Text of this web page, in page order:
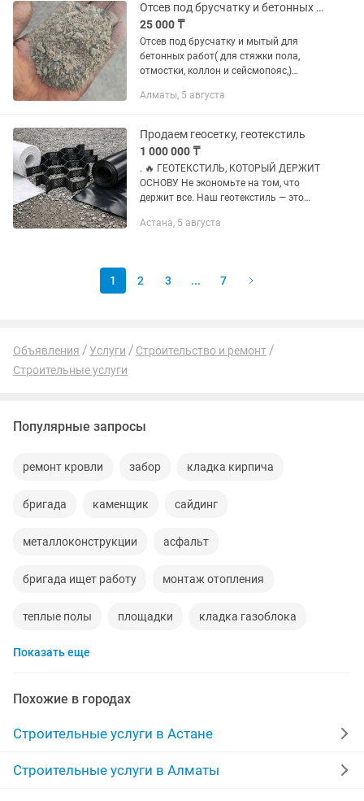
Отсев под брусчатку и бетонных работ
25 000 ₸
Отсев под брусчатку и мытый для
бетонных работ( для стяжки пола,
отмостки, коллон и сейсмопояс,)
консультации пишите
Алматы, 5 августа
Продаем геосетку, геотекстиль
1 000 000 ₸
. 🔥 ГЕОТЕКСТИЛЬ, КОТОРЫЙ ДЕРЖИТ
ОСНОВУ Не экономьте на том, что
держит все. Наш геотекстиль — это
службы без переделок. ❌ Больше
Астана, 5 августа
1 2 3 ... 7
Объявления Услуги
Строительство и ремонт
Строительные услуги
Популярные запросы
ремонт кровли забор кладка кирпича
бригада каменщик сайдинг
металлоконструкции асфальт
бригада ищет работу монтаж отопления
теплые полы площадки кладка газоблока
изготовление заборов
окна двери витражи благоустройство
сварочные работы на выезд услуги сварочные
Показать еще
Похожие в городах
Строительные услуги в Астане
Строительные услуги в Алматы